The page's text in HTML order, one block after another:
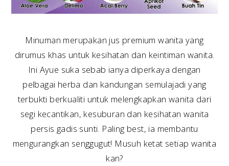
Minuman merupakan jus premium wanita yang
dirumus khas untuk kesihatan dan keintiman wanita.
Ini Ayue suka sebab ianya diperkaya dengan
pelbagai herba dan kandungan semulajadi yang
terbukti berkualiti untuk melengkapkan wanita dari
segi kecantikan, kesuburan dan kesihatan wanita
persis gadis sunti. Paling best, ia membantu
mengurangkan senggugut! Musuh ketat setiap wanita
kan?